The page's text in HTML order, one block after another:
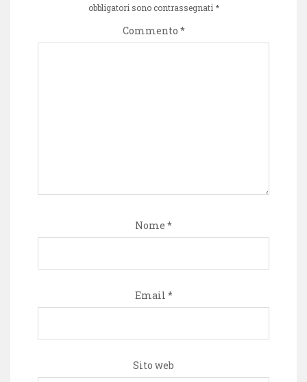
obbligatori sono contrassegnati *
Commento *
Nome *
Email *
Sito web